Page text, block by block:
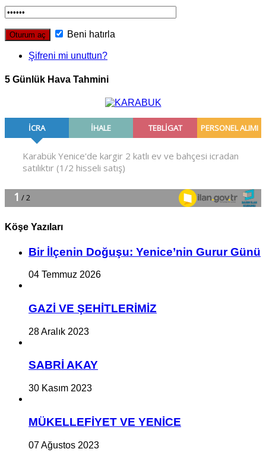
Beni hatırla
Şifreni mi unuttun?
5 Günlük Hava Tahmini
Köşe Yazıları
Bir İlçe­nin Do­ğu­şu: Ye­ni­ce’nin Gurur Günü
04 Temmuz 2026
GAZİ VE ŞEHİTLERİMİZ
28 Aralık 2023
SABRİ AKAY
30 Kasım 2023
MÜKELLEFİYET VE YENİCE
07 Ağustos 2023